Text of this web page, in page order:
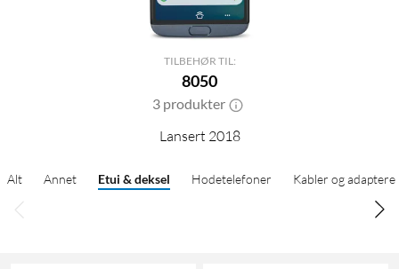
TILBEHØR TIL:
8050
3 produkter
Lansert 2018
Alt Annet Etui & deksel Hodetelefoner Kabler og adaptere